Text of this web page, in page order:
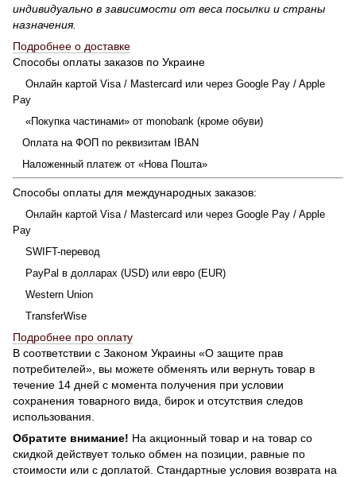
индивидуально в зависимости от веса посылки и страны
назначения.
Подробнее о доставке
Способы оплаты заказов по Украине
Онлайн картой Visa / Mastercard или через Google Pay / Apple
Pay
«Покупка частинами» от monobank (кроме обуви)
Оплата на ФОП по реквизитам IBAN
Наложенный платеж от «Нова Пошта»
Способы оплаты для международных заказов:
Онлайн картой Visa / Mastercard или через Google Pay / Apple
Pay
SWIFT-перевод
PayPal в долларах (USD) или евро (EUR)
Western Union
TransferWise
Подробнее про оплату
В соответствии с Законом Украины «О защите прав
потребителей», вы можете обменять или вернуть товар в
течение 14 дней с момента получения при условии
сохранения товарного вида, бирок и отсутствия следов
использования.
Обратите внимание! На акционный товар и на товар со
скидкой действует только обмен на позиции, равные по
стоимости или с доплатой. Стандартные условия возврата на